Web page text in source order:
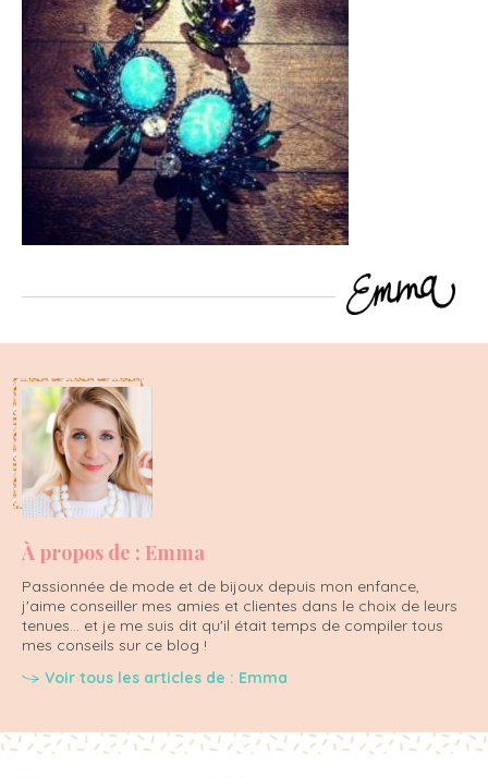
À propos de : Emma
Passionnée de mode et de bijoux depuis mon enfance,
j'aime conseiller mes amies et clientes dans le choix de leurs
tenues... et je me suis dit qu'il était temps de compiler tous
mes conseils sur ce blog !
Voir tous les articles de : Emma